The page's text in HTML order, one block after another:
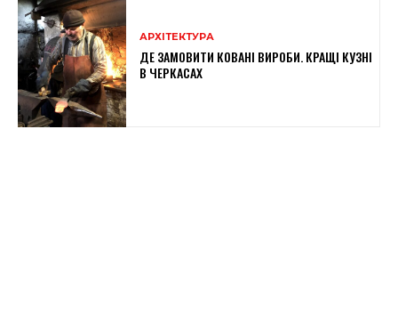
АРХІТЕКТУРА
ДЕ ЗАМОВИТИ КОВАНІ ВИРОБИ. КРАЩІ КУЗНІ
В ЧЕРКАСАХ